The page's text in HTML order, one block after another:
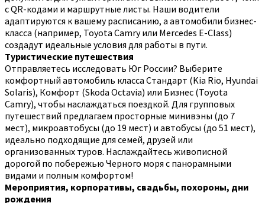
с QR-кодами и маршрутные листы. Наши водители
адаптируются к вашему расписанию, а автомобили бизнес-
класса (например, Toyota Camry или Mercedes E-Class)
создадут идеальные условия для работы в пути.
Туристические путешествия
Отправляетесь исследовать Юг России? Выберите
комфортный автомобиль класса Стандарт (Kia Rio, Hyundai
Solaris), Комфорт (Skoda Octavia) или Бизнес (Toyota
Camry), чтобы наслаждаться поездкой. Для групповых
путешествий предлагаем просторные минивэны (до 7
мест), микроавтобусы (до 19 мест) и автобусы (до 51 мест),
идеально подходящие для семей, друзей или
организованных туров. Наслаждайтесь живописной
дорогой по побережью Черного моря с панорамными
видами и полным комфортом!
Мероприятия, корпоративы, свадьбы, похороны, дни
рождения